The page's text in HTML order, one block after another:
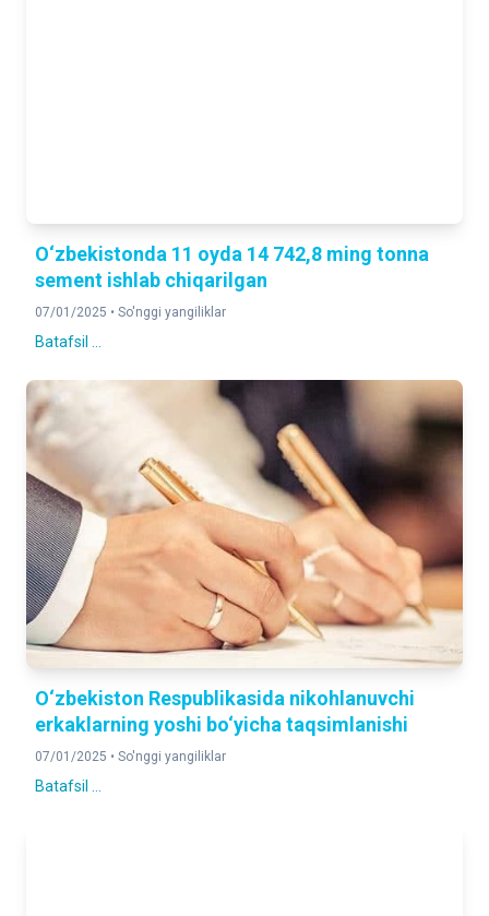
O‘zbekistonda 11 oyda 14 742,8 ming tonna
sement ishlab chiqarilgan
07/01/2025 • So'nggi yangiliklar
Batafsil ...
O‘zbekiston Respublikasida nikohlanuvchi
erkaklarning yoshi bo‘yicha taqsimlanishi
07/01/2025 • So'nggi yangiliklar
Batafsil ...